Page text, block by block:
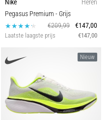
Nike
Heren
Pegasus Premium - Grijs
€209,99
€147,00
Laatste laagste prijs €147,00
Nieuw